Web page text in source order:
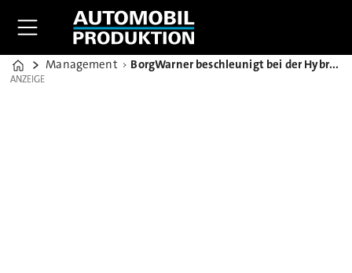
Home
Management BorgWarner beschleunigt bei der Hybrid- und E-Fahrzeugtechnik
ANZEIGE
ANZEIGE